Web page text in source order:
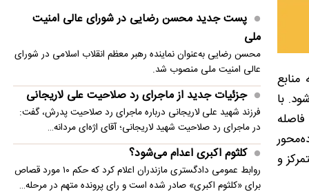
با
و
دستگیری متهم متواری مخل نظام ارزی کشور در
پیرانشهر
دستمزد عجیب موسی جنپو بعد از جدایی از استقلال
محمدرضا لاریجانی: پدرم در قبال حوادث روز با
کمترین هزینه، تصمیم مناسب می‌گرفت
تصویر واقعی از اینترنت ایران در گزارش جدید کلادفلر
توضیحات سخنگوی وزارت کشور درباره پلمب برخی
کافه‌ها به دلیل بی‌حجابی
پست جدید محسن رضایی در شورای عالی امنیت
ملی
محسن رضایی به‌عنوان نماینده رهبر معظم انقلاب اسلامی در شورای
عالی امنیت ملی منصوب شد.
جزئیات جدید از ماجرای رد صلاحیت علی لاریجانی
فرزند شهید علی لاریجانی درباره ماجرای رد صلاحیت پدرش، گفت:
در ماجرای رد صلاحیت شهید لاریجانی؛ آقای اژه‌ای مردانه…
کلثوم اکبری اعدام می‌شود؟
روابط عمومی دادگستری مازندران اعلام کرد که حکم ۱۰ مورد قصاص
برای «کلثوم اکبری» صادر شده است و رای پرونده متهم در مرحله…